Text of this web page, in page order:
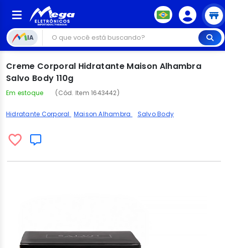
IA
Creme Corporal Hidratante Maison Alhambra
Salvo Body 110g
Em estoque (Cód. Item 1643442)
Hidratante Corporal Maison Alhambra Salvo Body